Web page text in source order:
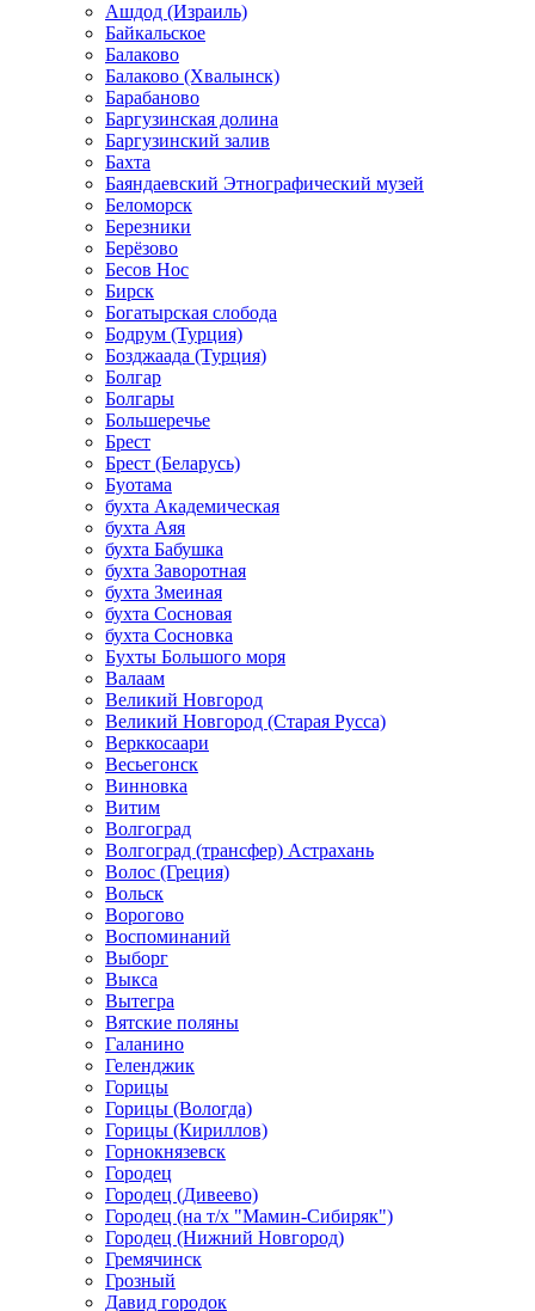
Ашдод (Израиль)
Байкальское
Балаково
Балаково (Хвалынск)
Барабаново
Баргузинская долина
Баргузинский залив
Бахта
Баяндаевский Этнографический музей
Беломорск
Березники
Берёзово
Бесов Нос
Бирск
Богатырская слобода
Бодрум (Турция)
Бозджаада (Турция)
Болгар
Болгары
Большеречье
Брест
Брест (Беларусь)
Буотама
бухта Академическая
бухта Аяя
бухта Бабушка
бухта Заворотная
бухта Змеиная
бухта Сосновая
бухта Сосновка
Бухты Большого моря
Валаам
Великий Новгород
Великий Новгород (Старая Русса)
Верккосаари
Весьегонск
Винновка
Витим
Волгоград
Волгоград (трансфер) Астрахань
Волос (Греция)
Вольск
Ворогово
Воспоминаний
Выборг
Выкса
Вытегра
Вятские поляны
Галанино
Геленджик
Горицы
Горицы (Вологда)
Горицы (Кириллов)
Горнокнязевск
Городец
Городец (Дивеево)
Городец (на т/х "Мамин-Сибиряк")
Городец (Нижний Новгород)
Гремячинск
Грозный
Давид городок